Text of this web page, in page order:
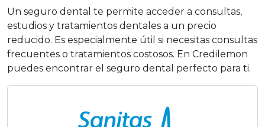
Un seguro dental te permite acceder a consultas,
estudios y tratamientos dentales a un precio
reducido. Es especialmente útil si necesitas consultas
frecuentes o tratamientos costosos. En Credilemon
puedes encontrar el seguro dental perfecto para ti.